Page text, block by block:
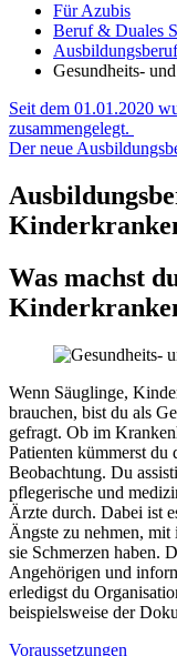
Für Azubis
Beruf & Duales
Gesundheits-
Seit dem 01.01.2020
zusammengelegt.
Der neue
Was machst
Wenn Säuglinge,
brauchen, bist du als
gefragt. Ob im
Patienten kümmerst du
Beobachtung. Du
pflegerische und
Ärzte durch. Dabei ist
Ängste zu nehmen, mit
sie Schmerzen haben.
Angehörigen und
erledigst du
beispielsweise der
Voraussetzungen